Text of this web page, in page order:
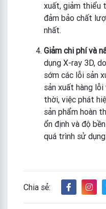
xuất, giảm thiểu
đảm bảo chất
nhất.
Giảm chi phí và
dụng X-ray 3D,
sớm các lỗi sản
sản xuất hàng
thời, việc phát
sản phẩm hoàn
ổn định và độ
quá trình sử dụng.
Chia sẻ: